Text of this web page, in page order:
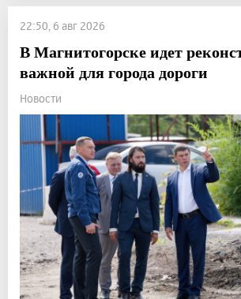
22:50, 6 авг 2026
В Магнитогорске идет
важной для города дороги
Новости